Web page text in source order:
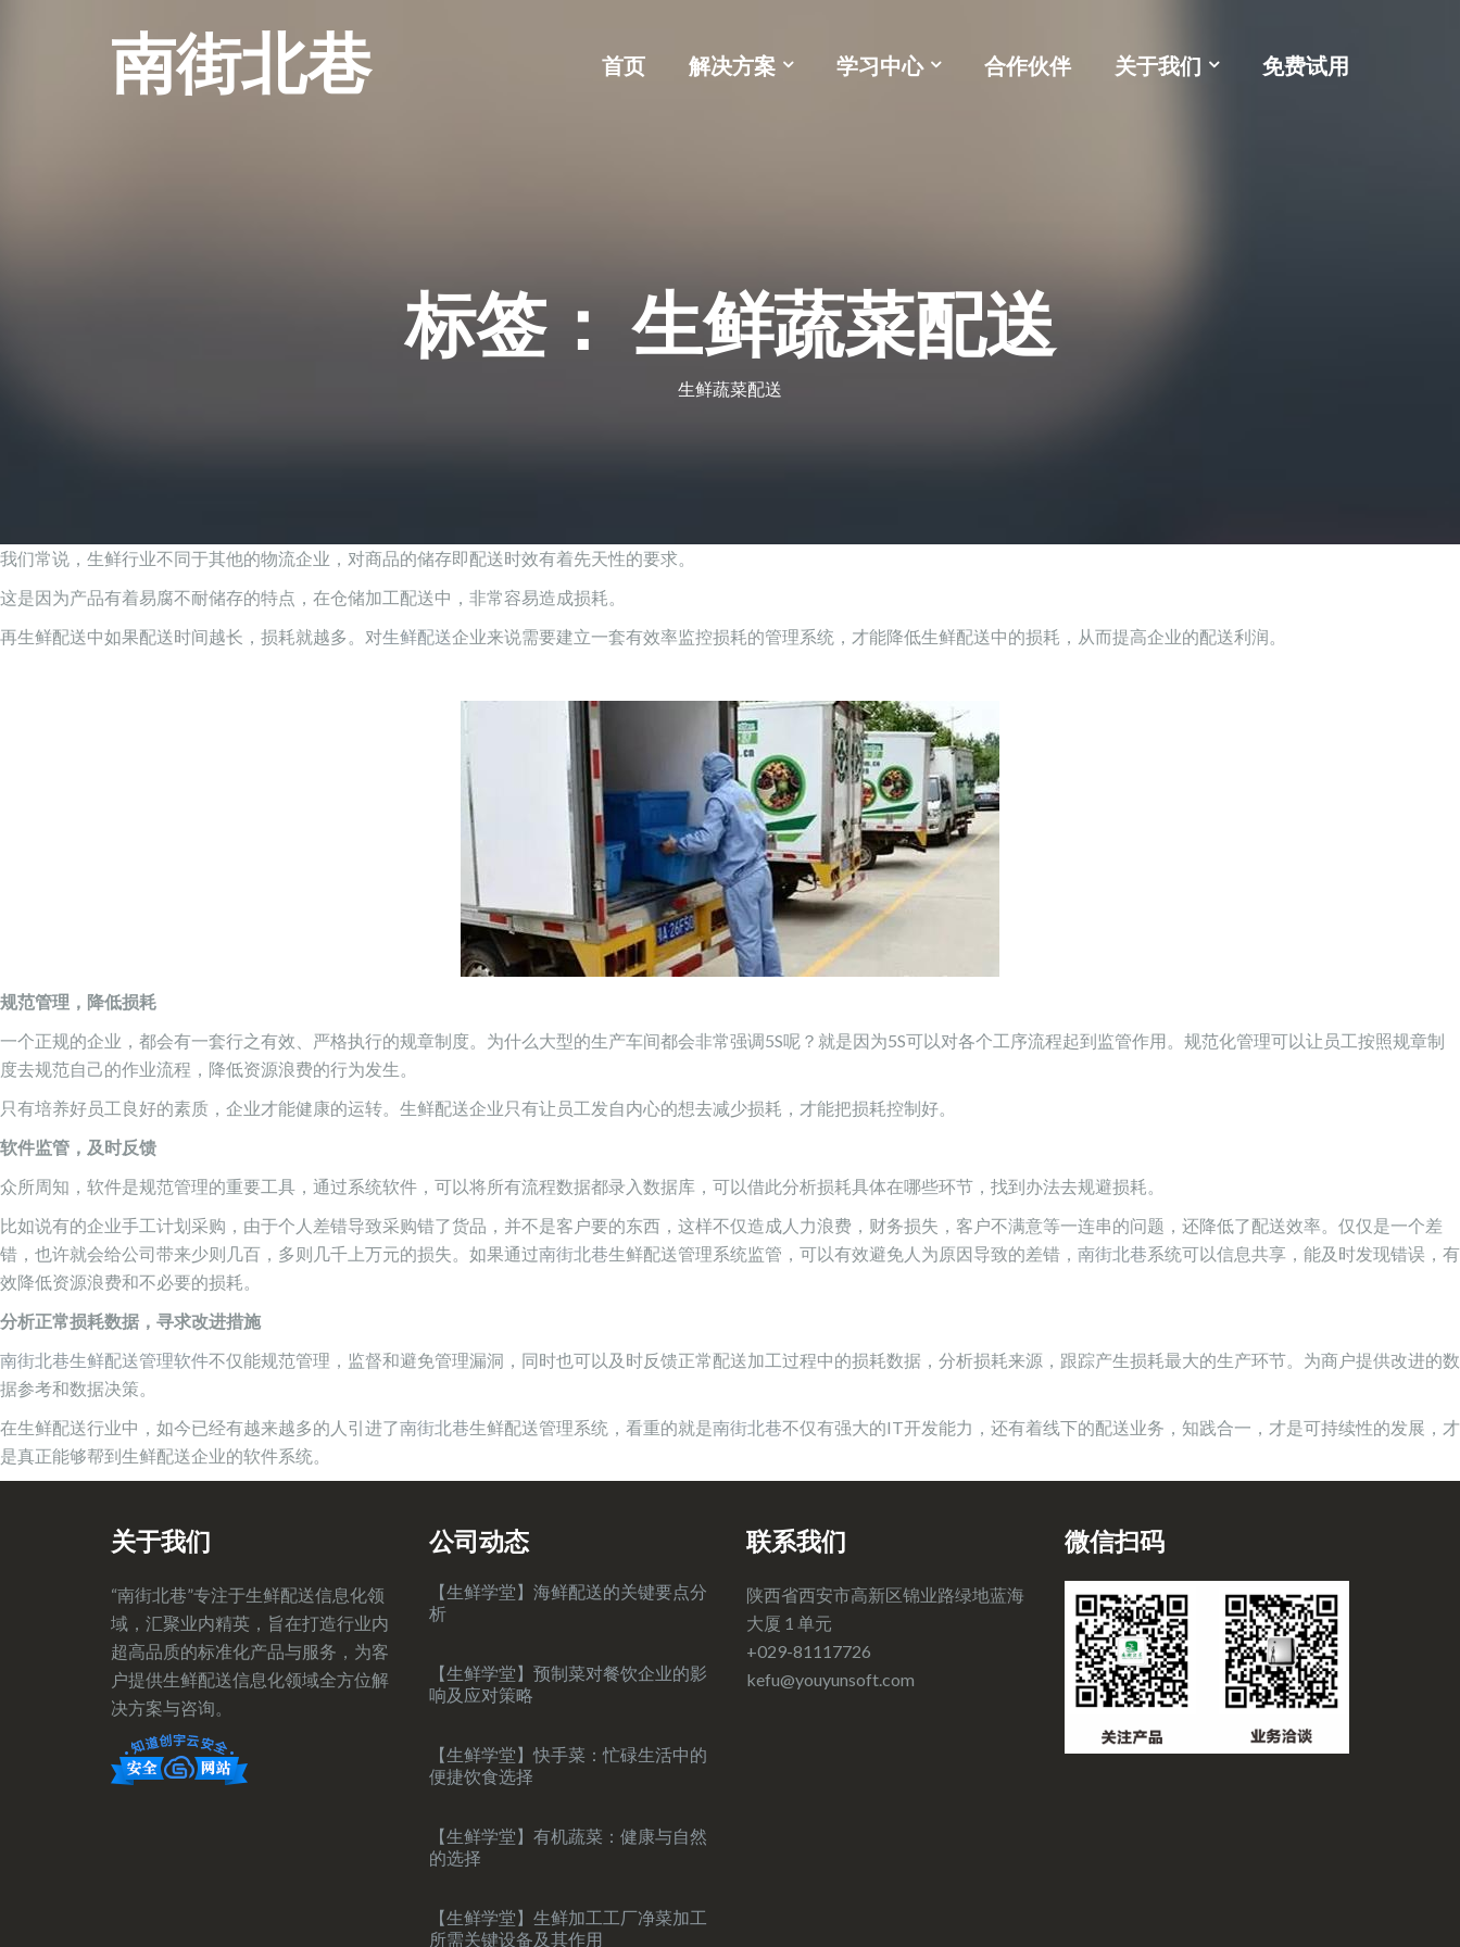
南街北巷 首页 解决方案 学习中心 合作伙伴 关于我们 免费试用
标签：生鲜蔬菜配送
生鲜蔬菜配送
我们常说，生鲜行业不同于其他的物流企业，对商品的储存即配送时效有着先天性的要求。
这是因为产品有着易腐不耐储存的特点，在仓储加工配送中，非常容易造成损耗。
再生鲜配送中如果配送时间越长，损耗就越多。对生鲜配送企业来说需要建立一套有效率监控损耗的管理系统，才能降低生鲜配送中的损耗，从而提高企业的配送利润。
规范管理，降低损耗
一个正规的企业，都会有一套行之有效、严格执行的规章制度。为什么大型的生产车间都会非常强调5S呢？就是因为5S可以对各个工序流程起到监管作用。规范化管理可以让员工按照规章制
度去规范自己的作业流程，降低资源浪费的行为发生。
只有培养好员工良好的素质，企业才能健康的运转。生鲜配送企业只有让员工发自内心的想去减少损耗，才能把损耗控制好。
软件监管，及时反馈
众所周知，软件是规范管理的重要工具，通过系统软件，可以将所有流程数据都录入数据库，可以借此分析损耗具体在哪些环节，找到办法去规避损耗。
比如说有的企业手工计划采购，由于个人差错导致采购错了货品，并不是客户要的东西，这样不仅造成人力浪费，财务损失，客户不满意等一连串的问题，还降低了配送效率。仅仅是一个差
错，也许就会给公司带来少则几百，多则几千上万元的损失。如果通过南街北巷生鲜配送管理系统监管，可以有效避免人为原因导致的差错， 南街北巷系统可以信息共享，能及时发现错误，有
效降低资源浪费和不必要的损耗。
分析正常损耗数据，寻求改进措施
南街北巷生鲜配送管理软件不仅能规范管理，监督和避免管理漏洞，同时也可以及时反馈正常配送加工过程中的损耗数据，分析损耗来源，跟踪产生损耗最大的生产环节。为商户提供改进的数
据参考和数据决策。
在生鲜配送行业中，如今已经有越来越多的人引进了南街北巷生鲜配送管理系统，看重的就是南街北巷不仅有强大的IT开发能力，还有着线下的配送业务，知践合一，才是可持续性的发展，才
是真正能够帮到生鲜配送企业的软件系统。
关于我们
“南街北巷”专注于生鲜配送信息化领
域，汇聚业内精英，旨在打造行业内
超高品质的标准化产品与服务，为客
户提供生鲜配送信息化领域全方位解
决方案与咨询。
公司动态
【生鲜学堂】海鲜配送的关键要点分
析
【生鲜学堂】预制菜对餐饮企业的影
响及应对策略
【生鲜学堂】快手菜：忙碌生活中的
便捷饮食选择
【生鲜学堂】有机蔬菜：健康与自然
的选择
【生鲜学堂】生鲜加工工厂净菜加工
所需关键设备及其作用
联系我们
陕西省西安市高新区锦业路绿地蓝海
大厦 1 单元
+029-81117726
kefu@youyunsoft.com‍
微信扫码